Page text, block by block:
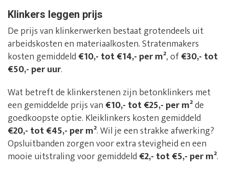
Klinkers leggen prijs
De prijs van klinkerwerken bestaat grotendeels uit
arbeidskosten en materiaalkosten. Stratenmakers
kosten gemiddeld €10,- tot €14,- per m², of€30,- tot
€50,- per uur.
Wat betreft de klinkerstenen zijn betonklinkers met
een gemiddelde prijs van €10,- tot €25,- per m²de
goedkoopste optie. Kleiklinkers kosten gemiddeld
€20,- tot €45,- per m². Wil je een strakke afwerking?
Opsluitbanden zorgen voor extra stevigheid en een
mooie uitstraling voor gemiddeld €2,- tot €5,- per m².